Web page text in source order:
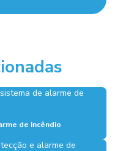
de incêndio